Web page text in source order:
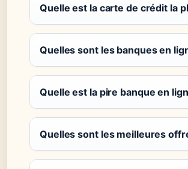
Quelle est la carte de crédit la
Quelles sont les banques en
Quelle est la pire banque en
Quelles sont les meilleures